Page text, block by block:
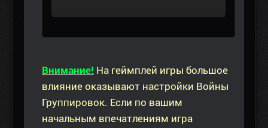
Внимание! На геймплей игры большое
влияние оказывают настройки Войны
Группировок. Если по вашим
начальным впечатлениям игра